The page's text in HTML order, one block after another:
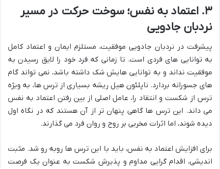
۳. اعتماد به نفس؛ سوخت حرکت در مسیر
نردبان جادویی
پیشرفت در نردبان جادویی موفقیت، مستلزم ایمان و اعتماد کامل
به توانایی های فردی است. تا زمانی که فرد خود را لایق رسیدن به
موفقیت نداند و به توانایی هایش شک داشته باشد، نمی تواند گام
های جسورانه بردارد. ناپلئون هیل ریشه بسیاری از ترس ها، به ویژه
ترس از شکست و انتقاد را، عامل اصلی از بین رفتن اعتماد به نفس
می داند. این ترس ها گاهی پنهان تر از آن هستند که در نگاه اول
دیده شوند، اما اثرات مخربی بر روح و روان فرد می گذارند.
برای افزایش اعتماد به نفس، باید با این ترس ها روبه رو شد. مثبت
اندیشی، اقدام گرایی مداوم و پذیرش شکست به عنوان یک فرصت